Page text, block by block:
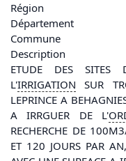
Région
Département
Commune
Description
ETUDE DES SITES
L'IRRIGATION SUR
LEPRINCE A
A IRRGUER DE L'
RECHERCHE DE
ET 120 JOURS PAR